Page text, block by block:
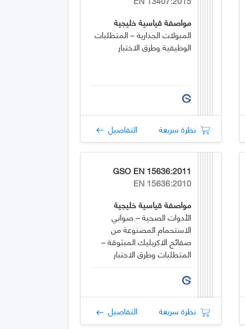
مواصفة قياسية خليجية
المبولات الجدارية – المتطلبات
الوظيفية وطرق الاختبار
نظرة سريعة التفاصيل
GSO EN 15636:2011
EN 15636:2010
مواصفة قياسية خليجية
الأدوات الصحية – صواني
الاستحمام المصنوعة من
صفائح الاكريليك المبثوقة –
المتطلبات وطرق الاختبار
نظرة سريعة التفاصيل